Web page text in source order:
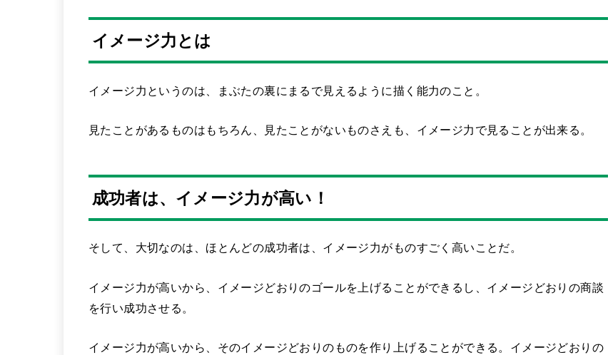
イメージ力とは
イメージ力というのは、まぶたの裏にまるで見えるように描く能力のこと。
見たことがあるものはもちろん、見たことがないものさえも、イメージ力で見ることが出来る。
成功者は、イメージ力が高い！
そして、大切なのは、ほとんどの成功者は、イメージ力がものすごく高いことだ。
イメージ力が高いから、イメージどおりのゴールを上げることができるし、イメージどおりの商談
を行い成功させる。
イメージ力が高いから、そのイメージどおりのものを作り上げることができる。イメージどおりの